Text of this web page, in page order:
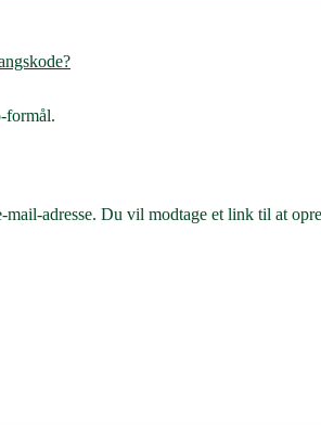
formål.
adresse. Du vil modtage et link til at